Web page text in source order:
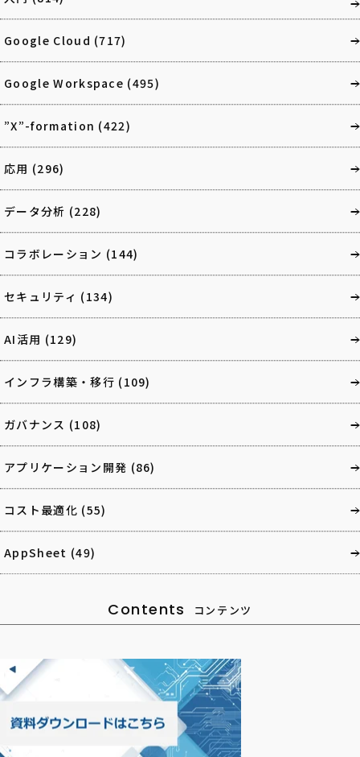
Google Cloud (717)
Google Workspace (495)
”X”-formation (422)
応用 (296)
データ分析 (228)
コラボレーション (144)
セキュリティ (134)
AI活用 (129)
インフラ構築・移行 (109)
ガバナンス (108)
アプリケーション開発 (86)
コスト最適化 (55)
AppSheet (49)
Contents コンテンツ